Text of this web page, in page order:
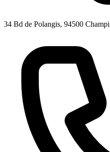
34 Bd de Polangis, 94500